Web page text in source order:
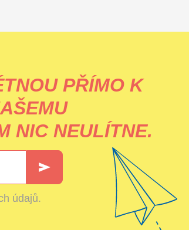
PŘÍMO K
NIC NEULÍTNE.
údajů.